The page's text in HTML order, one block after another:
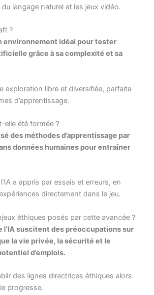
langage naturel et les jeux vidéo.
?
environnement idéal pour tester
grâce à sa complexité et sa
exploration libre et diversifiée, parfaite
d’apprentissage.
elle été formée ?
des méthodes d’apprentissage par
données humaines pour entraîner
a appris par essais et erreurs, en
directement dans le jeu.
éthiques posés par cette avancée ?
l’IA suscitent des préoccupations sur
la vie privée, la sécurité et le
d’emplois.
des lignes directrices éthiques alors
progresse.